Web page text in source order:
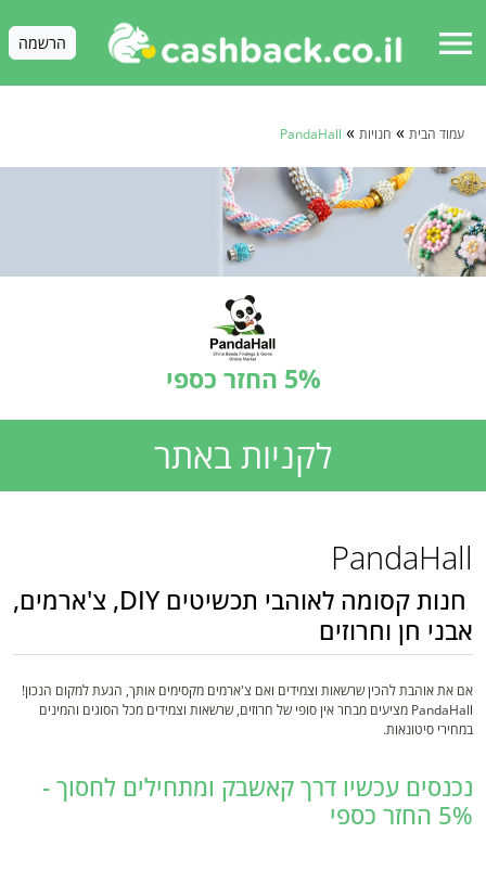
menu הרשמה
עמוד הבית » חנויות »
PandaHall
5% החזר כספי
לקניות באתר
PandaHall
חנות קסומה לאוהבי תכשיטים DIY, צ'ארמים,
אבני חן וחרוזים
אם את אוהבת להכין שרשאות וצמידים ואם צ'ארמים מקסימים אותך, הגעת למקום הנכון!
PandaHall מציעים מבחר אין סופי של חרוזים, שרשאות וצמידים מכל הסוגים והמינים
במחירי סיטונאות.
נכנסים עכשיו דרך קאשבק ומתחילים לחסוך -
5% החזר כספי